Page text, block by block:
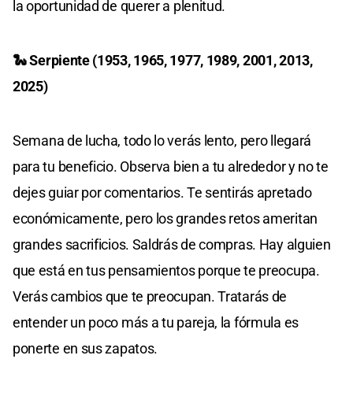
la oportunidad de querer a plenitud.
🐍 Serpiente (1953, 1965, 1977, 1989, 2001, 2013,
2025)
Semana de lucha, todo lo verás lento, pero llegará
para tu beneficio. Observa bien a tu alrededor y no te
dejes guiar por comentarios. Te sentirás apretado
económicamente, pero los grandes retos ameritan
grandes sacrificios. Saldrás de compras. Hay alguien
que está en tus pensamientos porque te preocupa.
Verás cambios que te preocupan. Tratarás de
entender un poco más a tu pareja, la fórmula es
ponerte en sus zapatos.